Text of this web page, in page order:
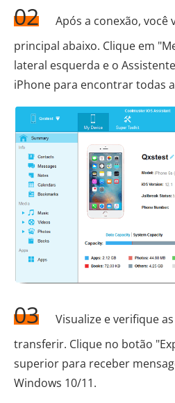
02
Após a conexão, você
principal abaixo. Clique em
lateral esquerda e o
iPhone para encontrar todas
03
Visualize e verifique
transferir. Clique no botão
superior para receber
Windows 10/11.